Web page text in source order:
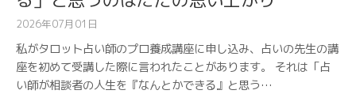
2026年07月01日
私がタロット占い師のプロ養成講座に申し込み、占いの先生の講
座を初めて受講した際に言われたことがあります。 それは「占
い師が相談者の人生を『なんとかできる』と思う…